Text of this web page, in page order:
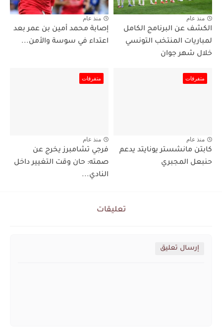
منذ عام
الكشف عن البرنامج الكامل
لمباريات المنتخب التونسي
خلال شهر جوان
منذ عام
إصابة محمد أمين بن عمر بعد
اعتداء في سوسة والأمن...
متفرقات
منذ عام
كابتن مانشستر يونايتد يدعم
حنبعل المجبري
متفرقات
منذ عام
فرجي تشامبرز يخرج عن
صمته: حان وقت التغيير داخل
النادي...
تعليقات
إرسال تعليق